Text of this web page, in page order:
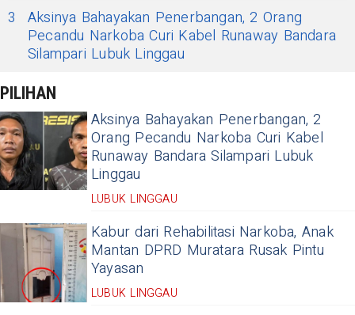
3
Aksinya Bahayakan Penerbangan, 2 Orang
Pecandu Narkoba Curi Kabel Runaway Bandara
Silampari Lubuk Linggau
PILIHAN
Aksinya Bahayakan Penerbangan, 2
Orang Pecandu Narkoba Curi Kabel
Runaway Bandara Silampari Lubuk
Linggau
LUBUK LINGGAU
Kabur dari Rehabilitasi Narkoba, Anak
Mantan DPRD Muratara Rusak Pintu
Yayasan
LUBUK LINGGAU